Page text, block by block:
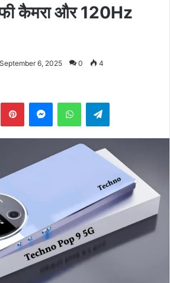
कैमरा और 120Hz
September 6, 2025 0 4
PinterestMessengerWhatsAppTelegram